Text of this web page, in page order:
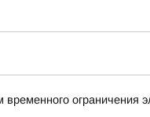
ограничения